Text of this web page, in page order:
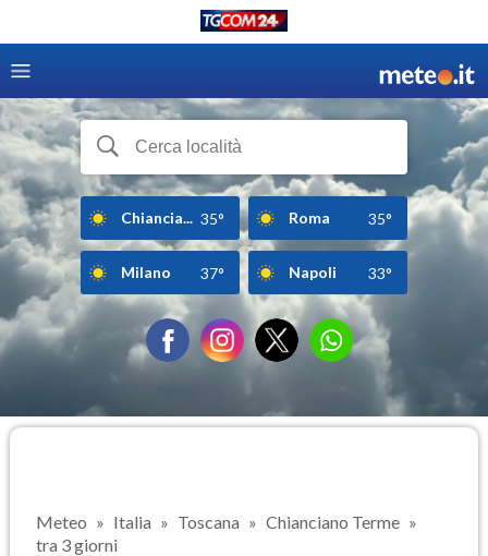
Chiancia... 35° Roma 35°
Milano 37° Napoli 33°
Meteo Italia Toscana
Chianciano Terme
tra 3 giorni